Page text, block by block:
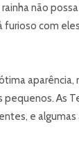
não
furioso com
As
e